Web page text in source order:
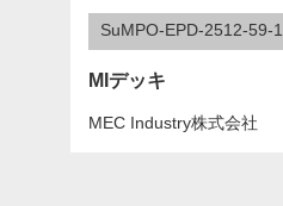
SuMPO-EPD-2512-59-1
MIデッキ
MEC Industry株式会社